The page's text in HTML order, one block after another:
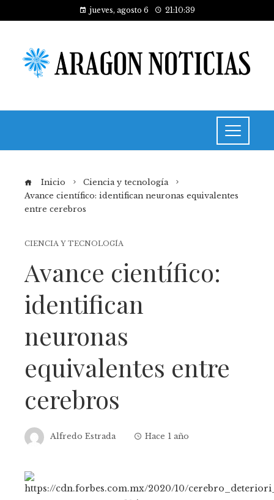
jueves, agosto 6 21:10:40
Inicio
Ciencia y tecnología
Avance científico: identifican neuronas equivalentes
entre cerebros
CIENCIA Y TECNOLOGÍA
Avance científico:
identifican
neuronas
equivalentes entre
cerebros
Alfredo Estrada Hace 1 año